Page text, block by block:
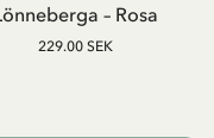
– Rosa
229.00 SEK